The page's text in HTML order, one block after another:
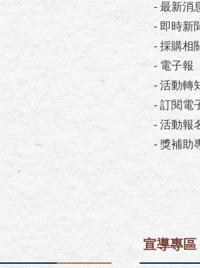
- 最新消
- 即時新
- 採購相
- 電子報
- 活動轉
- 訂閱電
- 活動報
- 獎補助
宣導專區